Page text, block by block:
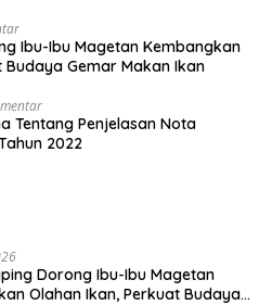
Ibu-Ibu Magetan Kembangkan
Budaya Gemar Makan Ikan
Tentang Penjelasan Nota
2022
Dorong Ibu-Ibu Magetan
Olahan Ikan, Perkuat Budaya